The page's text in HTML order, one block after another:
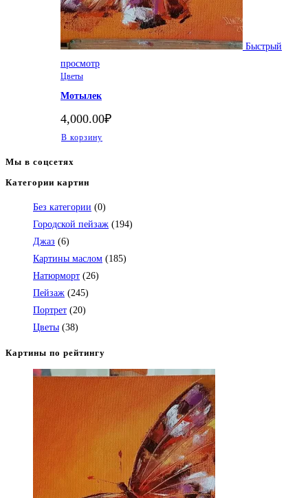
Быстрый
просмотр
Цветы
Мотылек
4,000.00₽
В корзину
Мы в соцсетях
Откроется
в
вашем
приложении
Категории картин
Без категории (0)
Городской пейзаж (194)
Джаз (6)
Картины маслом (185)
Натюрморт (26)
Пейзаж (245)
Портрет (20)
Цветы (38)
Картины по рейтингу